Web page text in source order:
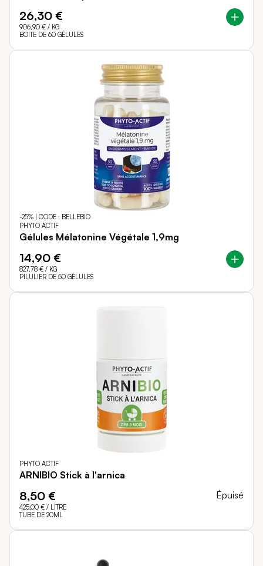
26,30 €
906,90 € / KG
BOITE DE 60 GÉLULES
-25% | CODE : BELLEBIO
PHYTO ACTIF
Gélules Mélatonine Végétale 1,9mg
14,90 €
827,78 € / KG
PILULIER DE 50 GÉLULES
PHYTO ACTIF
ARNIBIO Stick à l'arnica
8,50 €
425,00 € / LITRE
TUBE DE 20ML
Épuisé